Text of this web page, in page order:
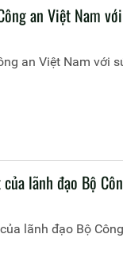
an Việt Nam
an Việt Nam với
lãnh đạo Bộ
lãnh đạo Bộ